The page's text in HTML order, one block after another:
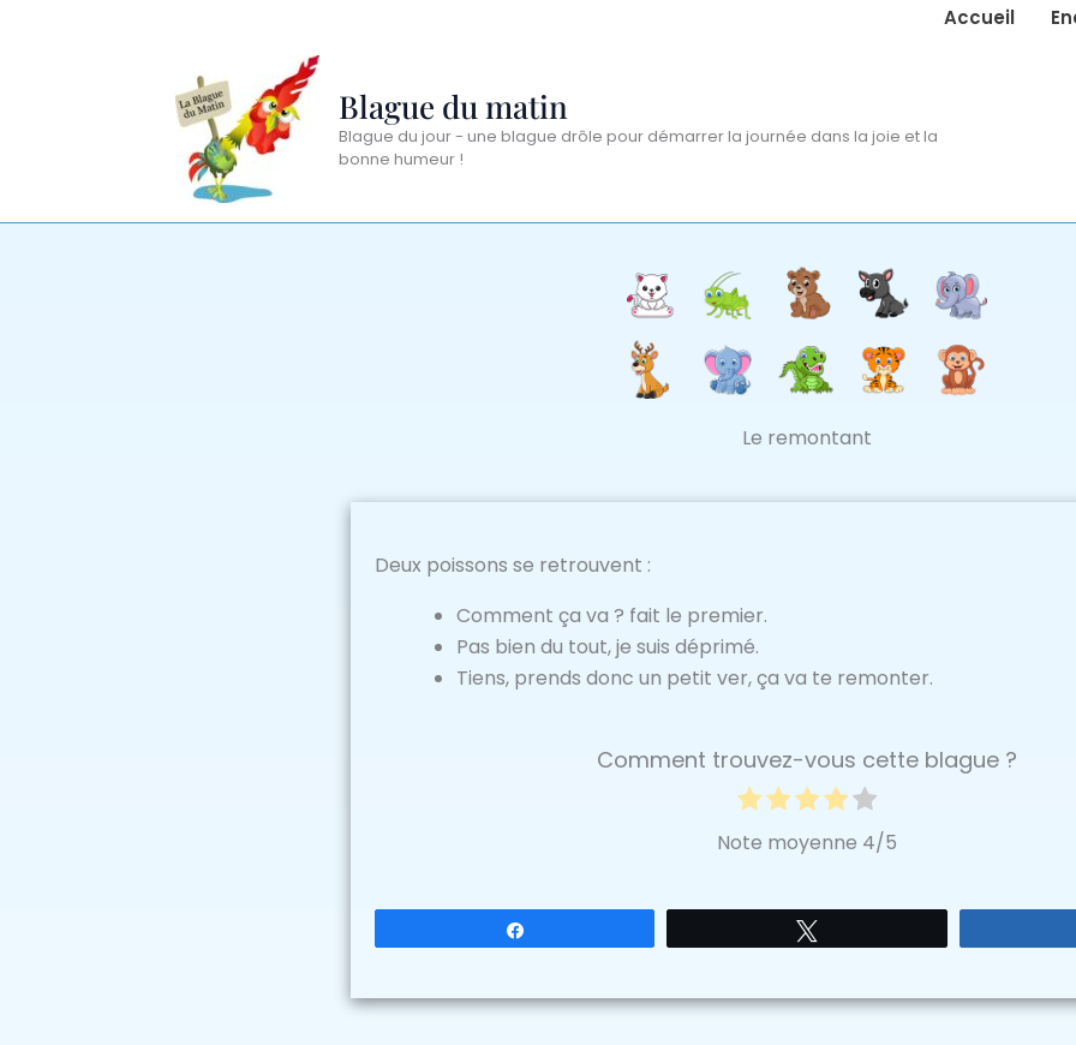
Accueil
Blague du matin
Blague du jour - une blague drôle pour démarrer la journée dans la joie et la
bonne humeur !
Le remontant
Deux poissons se retrouvent :
Comment ça va ? fait le premier.
Pas bien du tout, je suis déprimé.
Tiens, prends donc un petit ver, ça va te remonter.
Comment trouvez-vous cette blague ?
Note moyenne 4/5